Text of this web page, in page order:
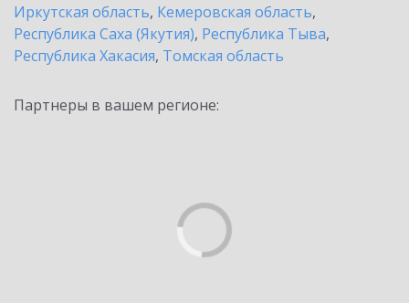
Иркутская область, Кемеровская область,
Республика Саха (Якутия), Республика Тыва,
Республика Хакасия, Томская область
Партнеры в вашем регионе: